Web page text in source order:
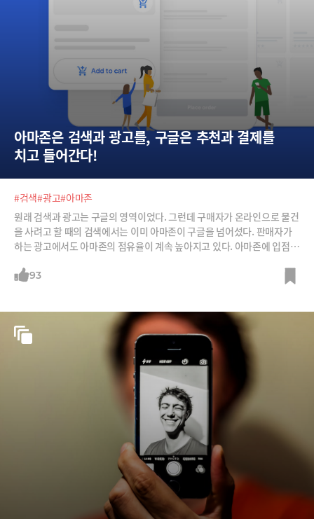
아마존은 검색과 광고를, 구글은 추천과 결제를
치고 들어간다!
#검색#광고#아마존
원래 검색과 광고는 구글의 영역이었다. 그런데 구매자가 온라인으로 물건
을 사려고 할 때의 검색에서는 이미 아마존이 구글을 넘어섰다. 판매자가
하는 광고에서도 아마존의 점유율이 계속 높아지고 있다. 아마존에 입점한
는 보도까지 나오고 있다. 2014년 에릭 슈미츠 구글 전 회장의 우려가 그
는 아마존이다. 사람들은 아마존을 검색 엔진이라 생각하지 않지만 살 것
을 생각해내려 할 때 아마존을 찾아본다. 아마존의 주된 기능은 전자상거
래에 있지만 사실은 사용자의 질문과 검색에 응답하고 있다. 바로 우리가
하고 있는 것처럼 말이다.” (에릭 슈미츠, 2014.10.13, 파이낸셜타임스)결
국 구글이 칼을 빼들었다. 구글은 아마존의 영역이던 '
93